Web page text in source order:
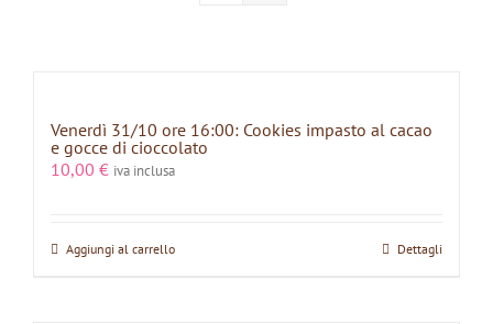
Venerdì 31/10 ore 16:00: Cookies impasto al cacao
e gocce di cioccolato
10,00 € iva inclusa
Aggiungi al carrello Dettagli